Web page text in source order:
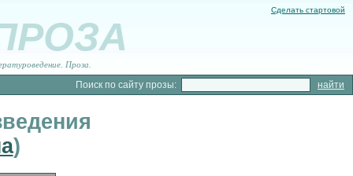
Сделать стартовой
Проза.
Поиск по сайту прозы:
)